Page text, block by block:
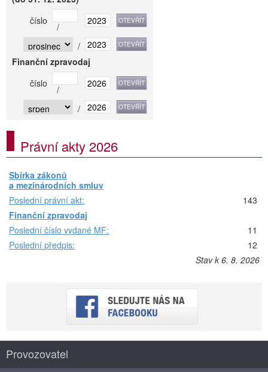
číslo
/
/
Finanční zpravodaj
číslo
/
/
Právní akty 2026
Sbírka zákonů
a mezinárodních smluv
Poslední právní akt:
143
Finanční zpravodaj
Poslední číslo vydané MF:
11
Poslední předpis:
12
Stav k 6. 8. 2026
Provozovatel